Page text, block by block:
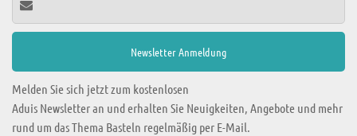
Melden Sie sich jetzt zum kostenlosen
Aduis Newsletter an und erhalten Sie Neuigkeiten, Angebote und mehr
rund um das Thema Basteln regelmäßig per E-Mail.